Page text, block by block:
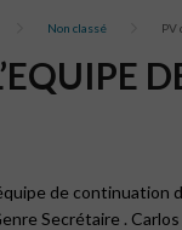
Non classé PV
de continuation
Secrétaire . Carlos